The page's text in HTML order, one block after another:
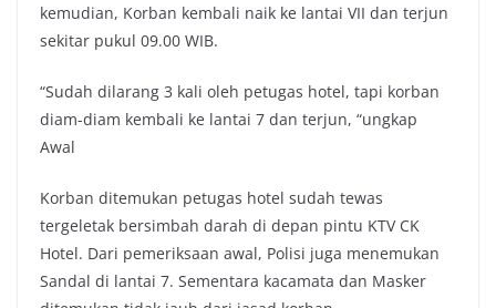
kemudian, Korban kembali naik ke lantai VII dan terjun
sekitar pukul 09.00 WIB.
“Sudah dilarang 3 kali oleh petugas hotel, tapi korban
diam-diam kembali ke lantai 7 dan terjun, “ungkap
Awal
Korban ditemukan petugas hotel sudah tewas
tergeletak bersimbah darah di depan pintu KTV CK
Hotel. Dari pemeriksaan awal, Polisi juga menemukan
Sandal di lantai 7. Sementara kacamata dan Masker